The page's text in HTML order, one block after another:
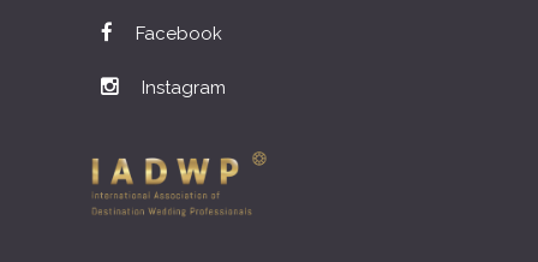
Facebook
Instagram